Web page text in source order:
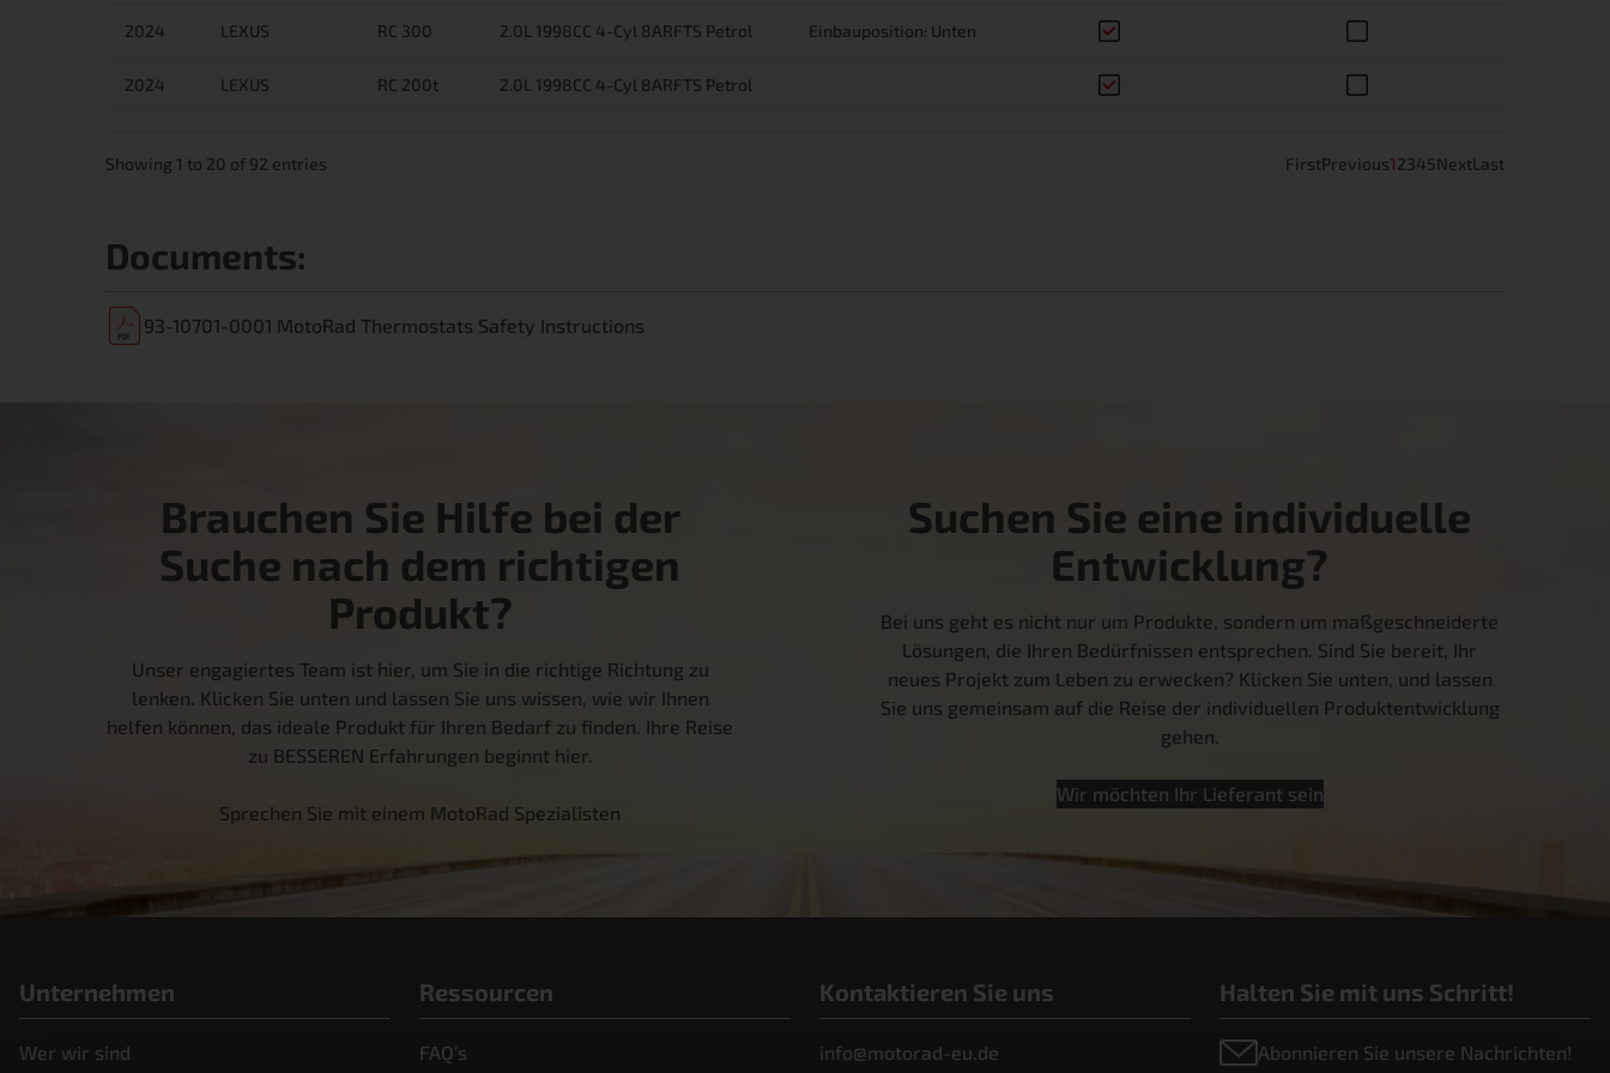
2024 LEXUS RC 300 2.0L 1998CC 4-Cyl 8ARFTS Petrol Einbauposition: Unten
2024 LEXUS RC 200t 2.0L 1998CC 4-Cyl 8ARFTS Petrol
Showing 1 to 20 of 92 entries FirstPrevious12345NextLast
Documents:
93-10701-0001 MotoRad Thermostats Safety Instructions
Brauchen Sie Hilfe bei der
Suche nach dem richtigen
Produkt?
Unser engagiertes Team ist hier, um Sie in die richtige Richtung zu
lenken. Klicken Sie unten und lassen Sie uns wissen, wie wir Ihnen
helfen können, das ideale Produkt für Ihren Bedarf zu finden. Ihre Reise
zu BESSEREN Erfahrungen beginnt hier.
Sprechen Sie mit einem MotoRad Spezialisten
Suchen Sie eine individuelle
Entwicklung?
Bei uns geht es nicht nur um Produkte, sondern um maßgeschneiderte
Lösungen, die Ihren Bedürfnissen entsprechen. Sind Sie bereit, Ihr
neues Projekt zum Leben zu erwecken? Klicken Sie unten, und lassen
Sie uns gemeinsam auf die Reise der individuellen Produktentwicklung
gehen.
Wir möchten Ihr Lieferant sein
Unternehmen
Wer wir sind
Ressourcen
FAQ’s
Kontaktieren Sie uns
info@motorad-eu.de
Halten Sie mit uns Schritt!
Abonnieren Sie unsere Nachrichten!